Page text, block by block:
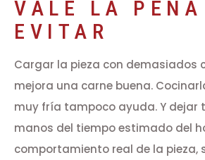
VALE LA PENA
EVITAR
Cargar la pieza con demasiados
mejora una carne buena.
muy fría tampoco ayuda. Y dejar
manos del tiempo estimado del
comportamiento real de la pieza,